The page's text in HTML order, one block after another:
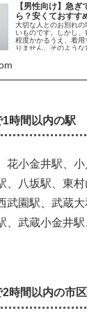
【男性向け】急
ら？安くておすす
大切な人とのお別れ
いものです。しかし
程度かかるうえ、着用
りません。そのよう
時間以内の駅
花小金井駅、
、八坂駅、東
武園駅、武蔵大
、武蔵小金井
時間以内の市